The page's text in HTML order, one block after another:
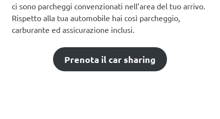
ci sono parcheggi convenzionati nell’area del tuo arrivo.
Rispetto alla tua automobile hai così parcheggio,
carburante ed assicurazione inclusi.
Prenota il car sharing